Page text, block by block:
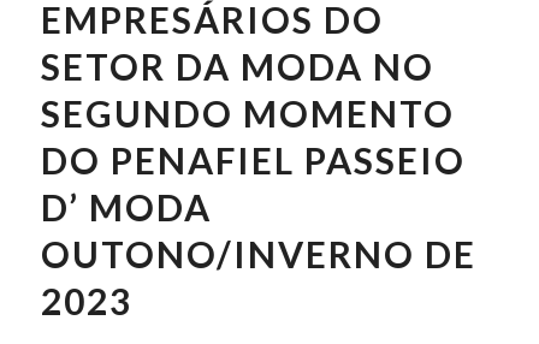
EMPRESÁRIOS DO
SETOR DA MODA NO
SEGUNDO MOMENTO
DO PENAFIEL PASSEIO
D’ MODA
OUTONO/INVERNO DE
2023